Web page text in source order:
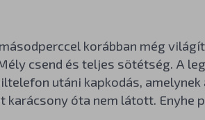
korábban még
csend és teljes sötétség. A
utáni kapkodás,
karácsony óta nem látott. Enyhe